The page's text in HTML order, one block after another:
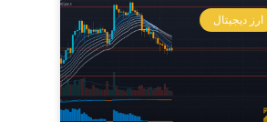
ارز دیجیتال